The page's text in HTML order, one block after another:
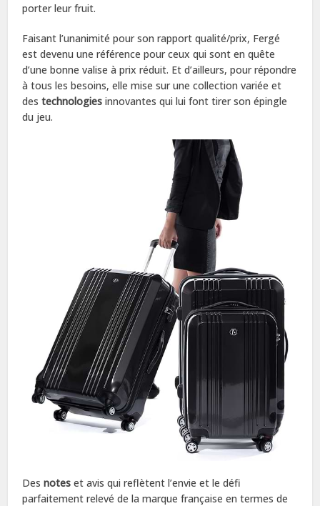
porter leur fruit.
Faisant l’unanimité pour son rapport qualité/prix, Fergé
est devenu une référence pour ceux qui sont en quête
d’une bonne valise à prix réduit. Et d’ailleurs, pour répondre
à tous les besoins, elle mise sur une collection variée et
destechnologies innovantes qui lui font tirer son épingle
du jeu.
Desnotes et avis qui reflètent l’envie et le défi
parfaitement relevé de la marque française en termes de